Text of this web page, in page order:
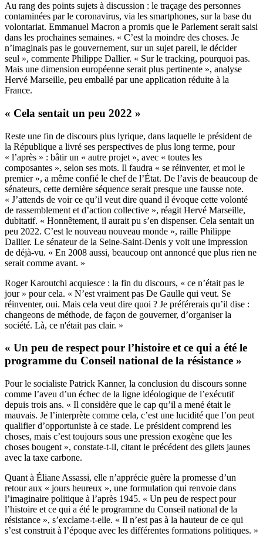
Au rang des points sujets à discussion : le traçage des personnes
contaminées par le coronavirus, via les smartphones, sur la base du
volontariat. Emmanuel Macron a promis que le Parlement serait saisi
dans les prochaines semaines. « C’est la moindre des choses. Je
n’imaginais pas le gouvernement, sur un sujet pareil, le décider
seul », commente Philippe Dallier. « Sur le tracking, pourquoi pas.
Mais une dimension européenne serait plus pertinente », analyse
Hervé Marseille, peu emballé par une application réduite à la
France.
« Cela sentait un peu 2022 »
Reste une fin de discours plus lyrique, dans laquelle le président de
la République a livré ses perspectives de plus long terme, pour
« l’après » : bâtir un « autre projet », avec « toutes les
composantes », selon ses mots. Il faudra « se réinventer, et moi le
premier », a même confié le chef de l’État. De l’avis de beaucoup de
sénateurs, cette dernière séquence serait presque une fausse note.
« J’attends de voir ce qu’il veut dire quand il évoque cette volonté
de rassemblement et d’action collective », réagit Hervé Marseille,
dubitatif. « Honnêtement, il aurait pu s’en dispenser. Cela sentait un
peu 2022. C’est le nouveau nouveau monde », raille Philippe
Dallier. Le sénateur de la Seine-Saint-Denis y voit une impression
de déjà-vu. « En 2008 aussi, beaucoup ont annoncé que plus rien ne
serait comme avant. »
Roger Karoutchi acquiesce : la fin du discours, « ce n’était pas le
jour » pour cela. « N’est vraiment pas De Gaulle qui veut. Se
réinventer, oui. Mais cela veut dire quoi ? Je préférerais qu’il dise :
changeons de méthode, de façon de gouverner, d’organiser la
société. Là, ce n'était pas clair. »
« Un peu de respect pour l’histoire et ce qui a été le
programme du Conseil national de la résistance »
Pour le socialiste Patrick Kanner, la conclusion du discours sonne
comme l’aveu d’un échec de la ligne idéologique de l’exécutif
depuis trois ans. « Il considère que le cap qu’il a mené était le
mauvais. Je l’interprète comme cela, c’est une lucidité que l’on peut
qualifier d’opportuniste à ce stade. Le président comprend les
choses, mais c’est toujours sous une pression exogène que les
choses bougent », constate-t-il, citant le précédent des gilets jaunes
avec la taxe carbone.
Quant à Éliane Assassi, elle n’apprécie guère la promesse d’un
retour aux « jours heureux », une formulation qui renvoie dans
l’imaginaire politique à l’après 1945. « Un peu de respect pour
l’histoire et ce qui a été le programme du Conseil national de la
résistance », s’exclame-t-elle. « Il n’est pas à la hauteur de ce qui
s’est construit à l’époque avec les différentes formations politiques. »